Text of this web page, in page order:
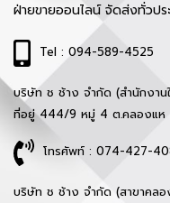
ฝ่ายขายออนไลน์ จัดส่งทั่วปร
Tel : 094-589-4525
บริษัท ช ช้าง จำกัด (สำนักงา
ที่อยู่ 444/9 หมู่ 4 ต.คลองแห
โทรศัพท์ : 074-427-
บริษัท ช ช้าง จำกัด (สาขาคลอ